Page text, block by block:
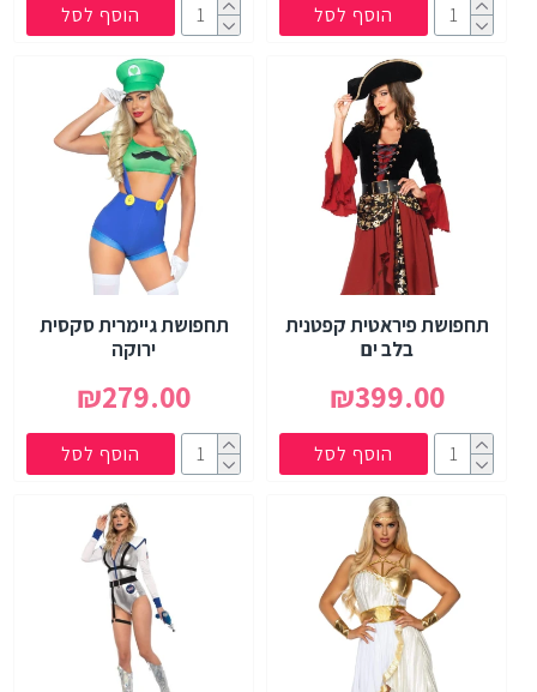
הוסף לסל הוסף לסל
תחפושת פיראטית קפטנית
בלב ים
₪399.00
הוסף לסל
תחפושת גיימרית סקסית
ירוקה
₪279.00
הוסף לסל